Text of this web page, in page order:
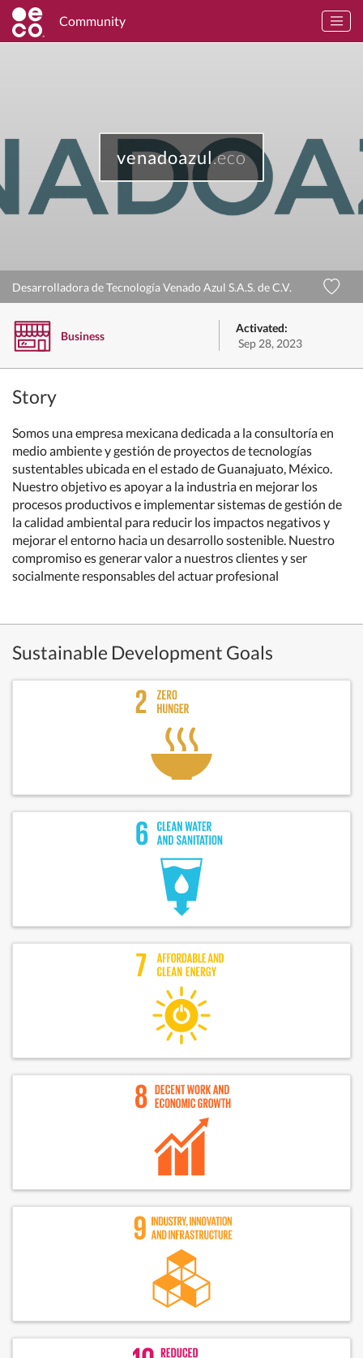
Community
venadoazul.eco
Desarrolladora de Tecnología Venado Azul S.A.S. de C.V.
Business
Activated:
Sep 28, 2023
Story
Somos una empresa mexicana dedicada a la consultoría en
medio ambiente y gestión de proyectos de tecnologías
sustentables ubicada en el estado de Guanajuato, México.
Nuestro objetivo es apoyar a la industria en mejorar los
procesos productivos e implementar sistemas de gestión de
la calidad ambiental para reducir los impactos negativos y
mejorar el entorno hacia un desarrollo sostenible. Nuestro
compromiso es generar valor a nuestros clientes y ser
socialmente responsables del actuar profesional
Sustainable Development Goals